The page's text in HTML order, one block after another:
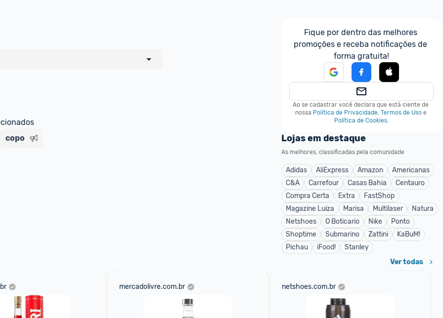
um marketplace, nós indicamos no
sinalizamos através da tag
copo
Fique por dentro das melhores
promoções e receba notificações de
forma gratuita!
Ao se cadastrar você declara que está ciente de
nossa Política de Privacidade, Termos de Uso e
Política de Cookies.
Lojas em destaque
As melhores, classificadas pela comunidade
Adidas AliExpress Amazon
Americanas
C&A
Carrefour Casas Bahia
Centauro
Compra Certa
Extra
FastShop
Magazine Luiza
Marisa Multilaser
Natura
Netshoes
O Boticario Nike
Ponto
Shoptime
Submarino Zattini
KaBuM!
Pichau
iFood! Stanley
Ver todas
mercadolivre.com.br netshoes.com.br